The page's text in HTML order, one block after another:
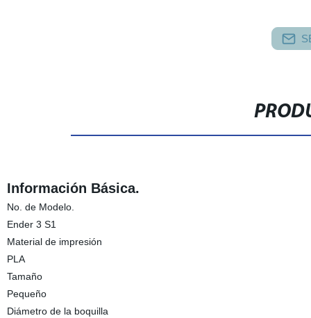
Información Básica.
No. de Modelo.
Ender 3 S1
Material de impresión
PLA
Tamaño
Pequeño
Diámetro de la boquilla